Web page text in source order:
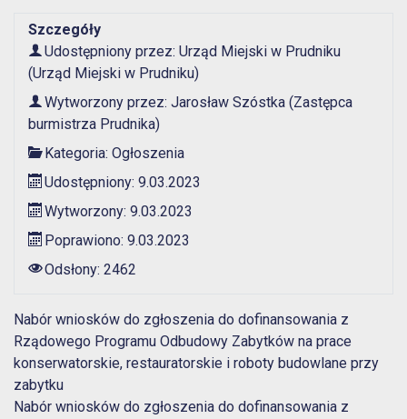
Szczegóły
Udostępniony przez: Urząd Miejski w Prudniku
(Urząd Miejski w Prudniku)
Wytworzony przez: Jarosław Szóstka (Zastępca
burmistrza Prudnika)
Kategoria: Ogłoszenia
Udostępniony: 9.03.2023
Wytworzony: 9.03.2023
Poprawiono: 9.03.2023
Odsłony: 2462
Nabór wniosków do zgłoszenia do dofinansowania z
Rządowego Programu Odbudowy Zabytków na prace
konserwatorskie, restauratorskie i roboty budowlane przy
zabytku
Nabór wniosków do zgłoszenia do dofinansowania z